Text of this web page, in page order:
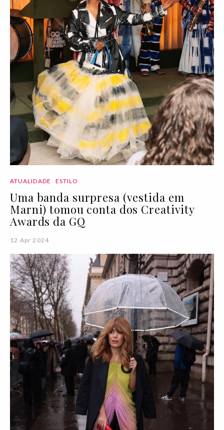
ATUALIDADE ESTILO
Uma banda surpresa (vestida em
Marni) tomou conta dos Creativity
Awards da GQ
12 Apr 2024